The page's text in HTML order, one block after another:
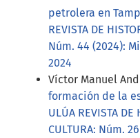
petrolera en
REVISTA DE
Núm. 44 (2024):
2024
Víctor Manuel
formación de la
ULÚA REVISTA DE
CULTURA: Núm.